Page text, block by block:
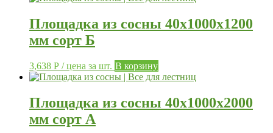
Площадка из сосны 40х1000х1200
мм сорт Б
3,638 Р / цена за шт. В корзину
Площадка из сосны 40х1000х2000
мм сорт А